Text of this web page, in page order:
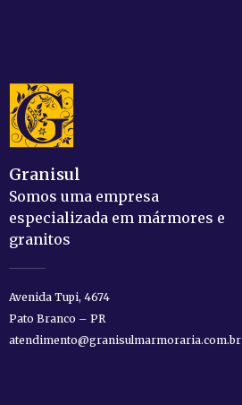
Granisul
Somos uma empresa
especializada em mármores e
granitos
Avenida Tupi, 4674
Pato Branco – PR
atendimento@granisulmarmoraria.com.br